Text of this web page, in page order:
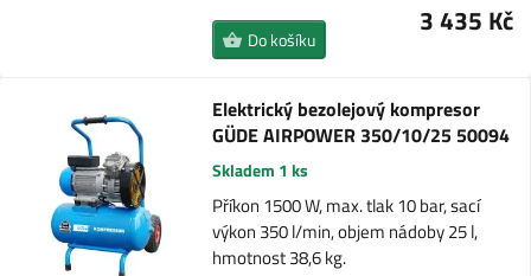
3 435 Kč
Do košíku
Elektrický bezolejový kompresor
GÜDE AIRPOWER 350/10/25 50094
Skladem 1 ks
Příkon 1500 W, max. tlak 10 bar, sací
výkon 350 l/min, objem nádoby 25 l,
hmotnost 38,6 kg.